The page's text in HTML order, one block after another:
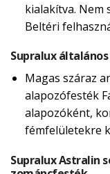
kialakítva. Nem
Beltéri
Supralux
Magas száraz
alapozófesték
alapozóként,
fémfelületekre
Supralux Astralin